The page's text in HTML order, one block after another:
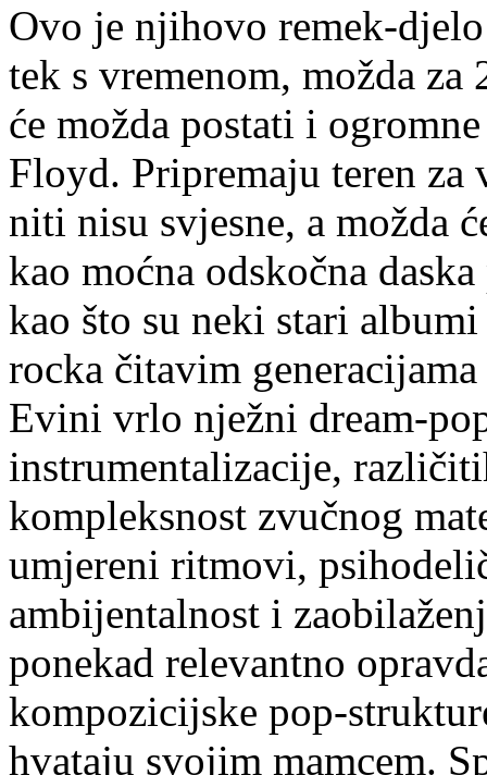
Ovo je njihovo remek-
tek s vremenom, možda
će možda postati i
Floyd. Pripremaju teren
niti nisu svjesne, a možda
kao moćna odskočna
kao što su neki stari
rocka čitavim
Evini vrlo nježni dream-
instrumentalizacije,
kompleksnost zvučnog
umjereni ritmovi,
ambijentalnost i
ponekad relevantno
kompozicijske pop-
hvataju svojim mamcem.